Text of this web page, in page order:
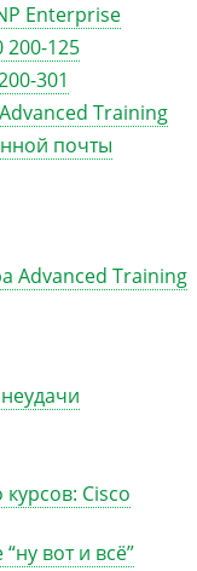
Enterprise
200-125
301
Training
почты
Advanced Training
Cisco
вот и всё”